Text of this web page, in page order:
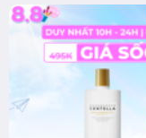
25ml (SL Có Hạn)